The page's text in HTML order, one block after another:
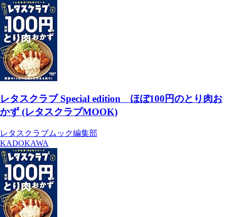
レタスクラブ Special edition ほぼ100円のとり肉お
かず (レタスクラブMOOK)
レタスクラブムック編集部
KADOKAWA